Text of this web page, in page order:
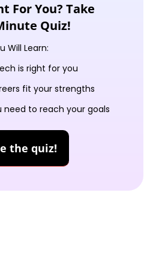
For You? Take
Quiz!
Will Learn:
is right for you
fit your strengths
need to reach your goals
the quiz!